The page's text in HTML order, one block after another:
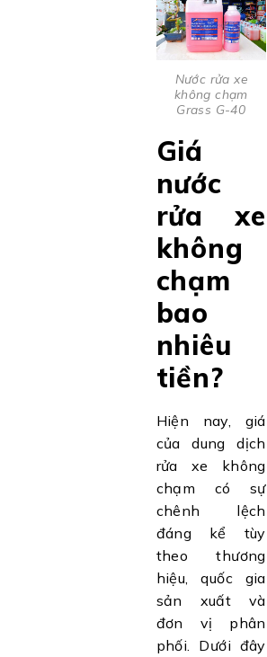
Nước rửa xe
không chạm
Grass G-40
Giá
nước
rửa xe
không
chạm
bao
nhiêu
tiền?
Hiện nay, giá
của dung dịch
rửa xe không
chạm có sự
chênh lệch
đáng kể tùy
theo thương
hiệu, quốc gia
sản xuất và
đơn vị phân
phối. Dưới đây